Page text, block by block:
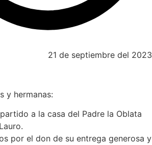
21 de septiembre del 2023
y hermanas:
a la casa del Padre la Oblata
por el don de su entrega generosa y